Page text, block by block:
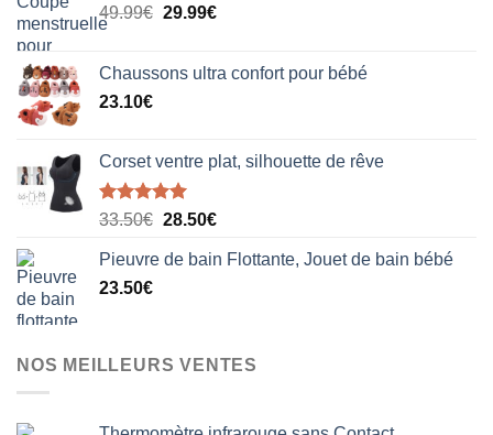
du
49.99€ Le
était :
29.99€Le
est :
Chaussons ultra confort pour bébé
23.10€
Corset ventre plat, silhouette de rêve
Note5.00
33.50€ Le
initial
28.50€Le
actuel
Pieuvre de bain Flottante, Jouet de bain bébé
23.50€
NOS MEILLEURS VENTES